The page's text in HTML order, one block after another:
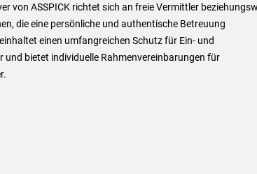
von ASSPICK richtet sich an freie Vermittler
die eine persönliche und authentische Betreuung
einen umfangreichen Schutz für Ein- und
und bietet individuelle Rahmenvereinbarungen für